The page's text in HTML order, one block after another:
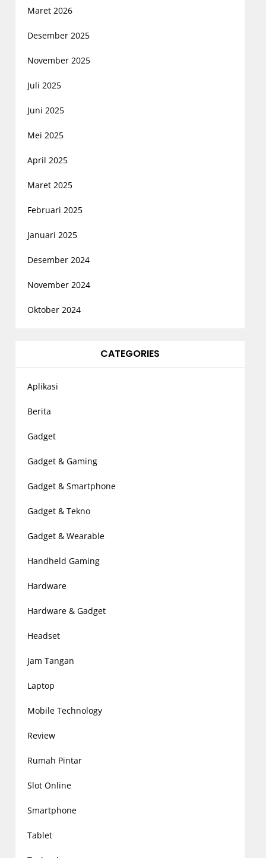
Maret 2026
Desember 2025
November 2025
Juli 2025
Juni 2025
Mei 2025
April 2025
Maret 2025
Februari 2025
Januari 2025
Desember 2024
November 2024
Oktober 2024
CATEGORIES
Aplikasi
Berita
Gadget
Gadget & Gaming
Gadget & Smartphone
Gadget & Tekno
Gadget & Wearable
Handheld Gaming
Hardware
Hardware & Gadget
Headset
Jam Tangan
Laptop
Mobile Technology
Review
Rumah Pintar
Slot Online
Smartphone
Tablet